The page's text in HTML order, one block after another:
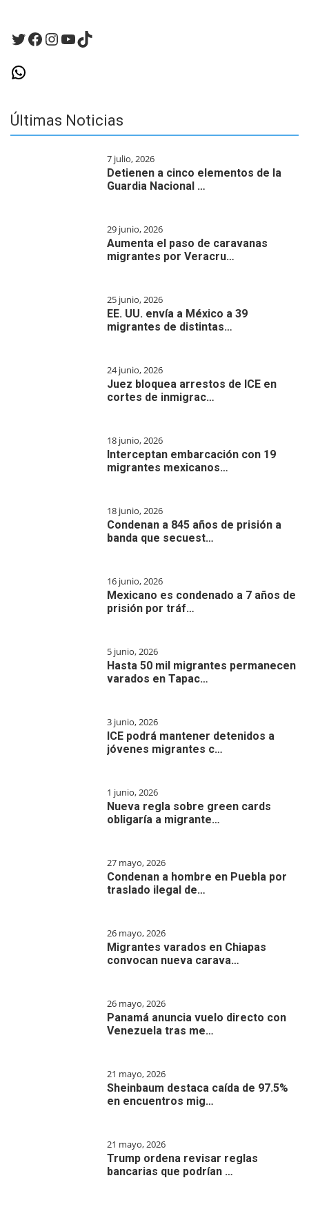
Twitter
Facebook
Instagram
YouTube
TikTok
WhatsApp
Últimas Noticias
7 julio, 2026
Detienen a cinco elementos de la
Guardia Nacional …
29 junio, 2026
Aumenta el paso de caravanas
migrantes por Veracru…
25 junio, 2026
EE. UU. envía a México a 39
migrantes de distintas…
24 junio, 2026
Juez bloquea arrestos de ICE en
cortes de inmigrac…
18 junio, 2026
Interceptan embarcación con 19
migrantes mexicanos…
18 junio, 2026
Condenan a 845 años de prisión a
banda que secuest…
16 junio, 2026
Mexicano es condenado a 7 años de
prisión por tráf…
5 junio, 2026
Hasta 50 mil migrantes permanecen
varados en Tapac…
3 junio, 2026
ICE podrá mantener detenidos a
jóvenes migrantes c…
1 junio, 2026
Nueva regla sobre green cards
obligaría a migrante…
27 mayo, 2026
Condenan a hombre en Puebla por
traslado ilegal de…
26 mayo, 2026
Migrantes varados en Chiapas
convocan nueva carava…
26 mayo, 2026
Panamá anuncia vuelo directo con
Venezuela tras me…
21 mayo, 2026
Sheinbaum destaca caída de 97.5%
en encuentros mig…
21 mayo, 2026
Trump ordena revisar reglas
bancarias que podrían …